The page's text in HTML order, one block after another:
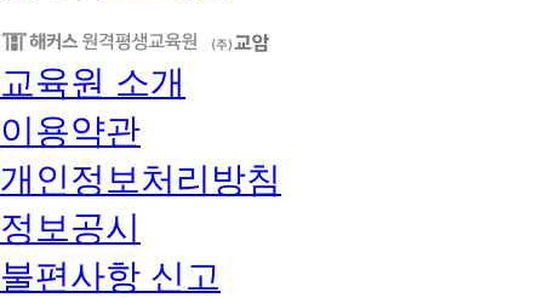
교육원 소개
이용약관
개인정보처리방침
정보공시
불편사항 신고